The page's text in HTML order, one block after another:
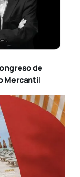
de
Mercantil